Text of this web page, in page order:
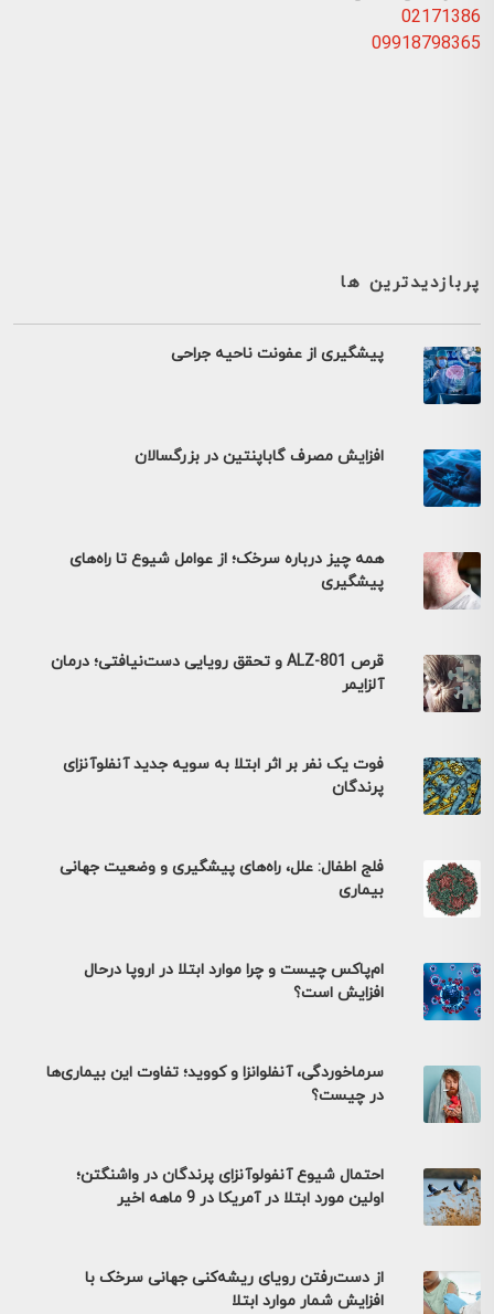
02171386
09918798365
پربازدیدترین ها
پیشگیری از عفونت ناحیه جراحی
افزایش مصرف گاباپنتین در بزرگسالان
همه چیز درباره سرخک؛ از عوامل شیوع تا راه‌های
پیشگیری
قرص ALZ-801 و تحقق رویایی دست‌نیافتی؛ درمان
آلزایمر
فوت یک نفر بر اثر ابتلا به سویه جدید آنفلوآنزای
پرندگان
فلج اطفال: علل، راه‌های پیشگیری و وضعیت جهانی
بیماری
ام‌پاکس چیست و چرا موارد ابتلا در اروپا درحال
افزایش است؟
سرماخوردگی، آنفلوانزا و کووید؛ تفاوت این بیماری‌ها
در چیست؟
احتمال شیوع آنفولوآنزای پرندگان در واشنگتن؛
اولین مورد ابتلا در آمریکا در 9 ماهه اخیر
از دست‌رفتن رویای ریشه‌کنی جهانی سرخک با
افزایش شمار موارد ابتلا